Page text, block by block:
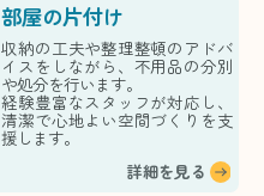
部屋の片付け
収納の工夫や整理整頓のアドバ
イスをしながら、不用品の分別
や処分を行います。
経験豊富なスタッフが対応し、
清潔で心地よい空間づくりを支
援します。
詳細を見る